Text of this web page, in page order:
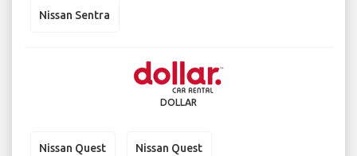
Nissan Sentra
DOLLAR
Nissan Quest Nissan Quest